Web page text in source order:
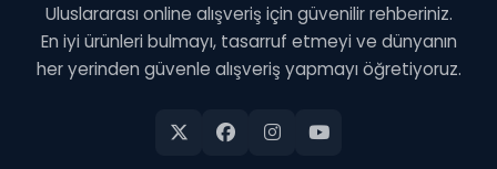
Uluslararası online alışveriş için güvenilir rehberiniz.
En iyi ürünleri bulmayı, tasarruf etmeyi ve dünyanın
her yerinden güvenle alışveriş yapmayı öğretiyoruz.